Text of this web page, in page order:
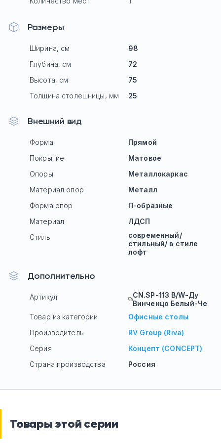
Размеры
Ширина, см
98
Глубина, см
72
Высота, см
75
Толщина столешницы, мм
25
Внешний вид
Форма
Прямой
Покрытие
Матовое
Опоры
Mеталлокаркас
Материал опор
Металл
Форма опор
П-образные
Материал
ЛДСП
Стиль
современный/
стильный/ в стиле
лофт
Дополнительно
Артикул
CN.SP-113 B/W-Ду
Винченцо Белый-Че
Товар из категории
Офисные столы
Производитель
RV Group (Riva)
Серия
Концепт (CONCEPT)
Страна производства
Россия
Товары этой серии